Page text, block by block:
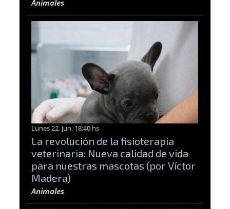
Animales
Lunes 22, jun. 18:40 hs
La revolución de la fisioterapia
veterinaria: Nueva calidad de vida
para nuestras mascotas (por Víctor
Madera)
Animales